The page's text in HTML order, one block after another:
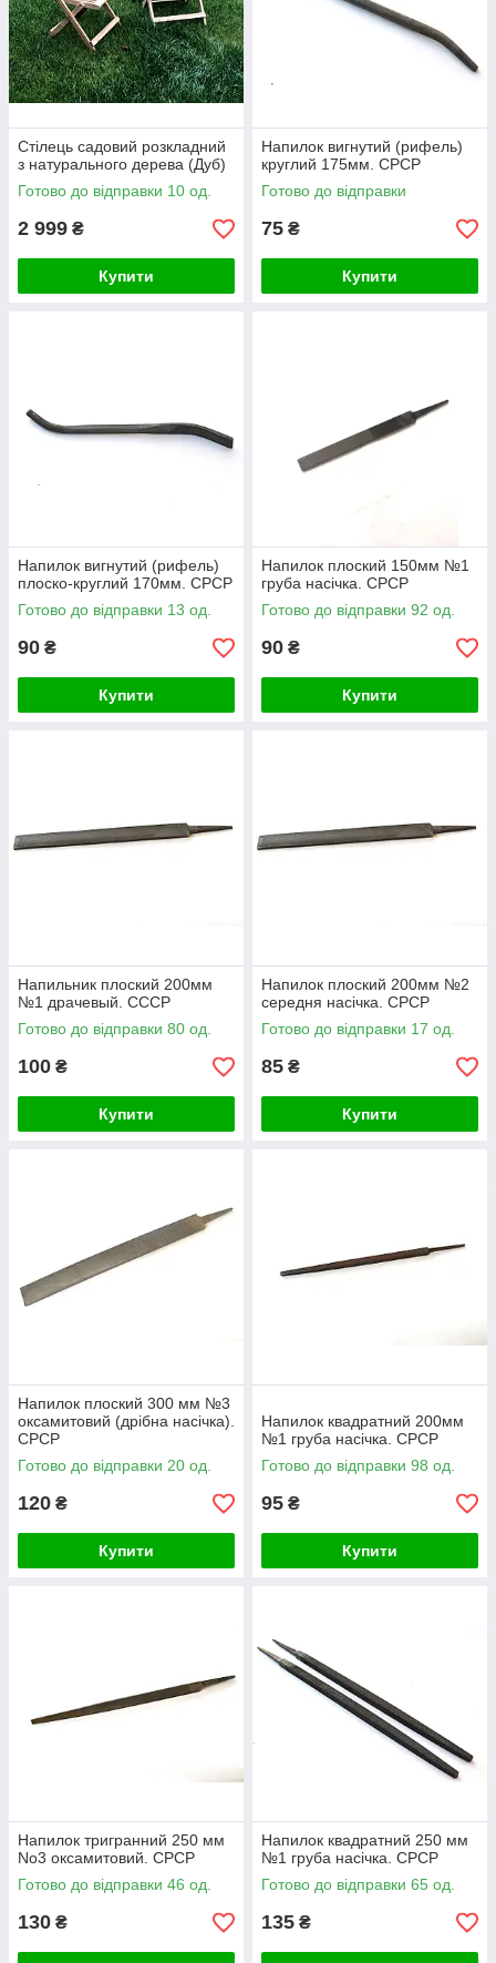
Стілець садовий розкладний
з натурального дерева (Дуб)
Готово до відправки 10 од.
2 999 ₴
Купити
Напилок вигнутий (рифель)
круглий 175мм. СРСР
Готово до відправки
75 ₴
Купити
Напилок вигнутий (рифель)
плоско-круглий 170мм. СРСР
Готово до відправки 13 од.
90 ₴
Купити
Напилок плоский 150мм №1
груба насічка. СРСР
Готово до відправки 92 од.
90 ₴
Купити
Напильник плоский 200мм
№1 драчевый. СССР
Готово до відправки 80 од.
100 ₴
Купити
Напилок плоский 200мм №2
середня насічка. СРСР
Готово до відправки 17 од.
85 ₴
Купити
Напилок плоский 300 мм №3
оксамитовий (дрібна насічка).
СРСР
Готово до відправки 20 од.
120 ₴
Купити
Напилок квадратний 200мм
№1 груба насічка. СРСР
Готово до відправки 98 од.
95 ₴
Купити
Напилок тригранний 250 мм
No3 оксамитовий. СРСР
Готово до відправки 46 од.
130 ₴
Напилок квадратний 250 мм
№1 груба насічка. СРСР
Готово до відправки 65 од.
135 ₴